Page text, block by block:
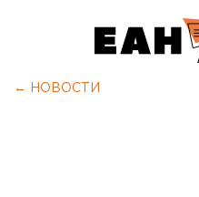
← НОВОСТИ